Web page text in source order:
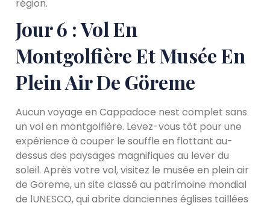
région.
Jour 6 : Vol En
Montgolfière Et Musée En
Plein Air De Göreme
Aucun voyage en Cappadoce nest complet sans
un vol en montgolfière. Levez-vous tôt pour une
expérience à couper le souffle en flottant au-
dessus des paysages magnifiques au lever du
soleil. Après votre vol, visitez le musée en plein air
de Göreme, un site classé au patrimoine mondial
de lUNESCO, qui abrite danciennes églises taillées